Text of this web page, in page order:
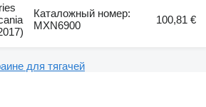
Каталожный номер:
MXN6900
100,81 €
для тягачей